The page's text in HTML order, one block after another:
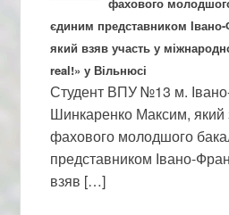
єдиним представником Івано-
який взяв участь у
real!» у Вільнюсі
Студент ВПУ №13 м.
Шинкаренко Максим, який
фахового молодшого
представником Івано-
взяв […]